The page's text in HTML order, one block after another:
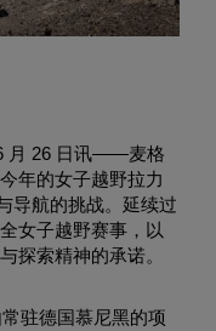
月 26 日讯——麦格
年的女子越野拉力
导航的挑战。延续过
女子越野赛事，以
探索精神的承诺。
驻德国慕尼黑的项